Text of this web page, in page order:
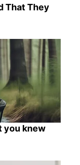
That They
you knew